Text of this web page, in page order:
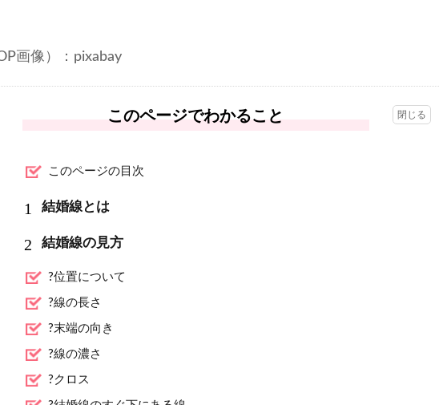
画像）：pixabay
このページでわかること
このページの目次
1 結婚線とは
2 結婚線の見方
?位置について
?線の長さ
?末端の向き
?線の濃さ
?クロス